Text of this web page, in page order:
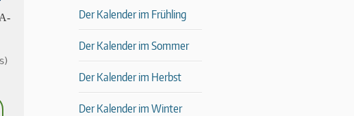
Der Kalender im Frühling
Der Kalender im Sommer
Der Kalender im Herbst
Der Kalender im Winter